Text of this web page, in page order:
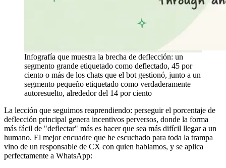
Infografía que muestra la brecha de deflección: un
segmento grande etiquetado como deflectado, 45 por
ciento o más de los chats que el bot gestionó, junto a un
segmento pequeño etiquetado como verdaderamente
autoresuelto, alrededor del 14 por ciento
La lección que seguimos reaprendiendo: perseguir el porcentaje de
deflección principal genera incentivos perversos, donde la forma
más fácil de "deflectar" más es hacer que sea más difícil llegar a un
humano. El mejor encuadre que he escuchado para toda la trampa
vino de un responsable de CX con quien hablamos, y se aplica
perfectamente a WhatsApp: